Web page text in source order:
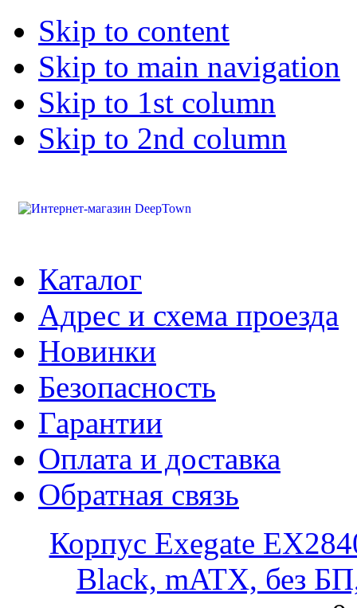
Skip to content
Skip to main navigation
Skip to 1st column
Skip to 2nd column
Каталог
Адрес и схема проезда
Новинки
Безопасность
Гарантии
Оплата и доставка
Обратная связь
Корпус Exegate
Black, mATX, без